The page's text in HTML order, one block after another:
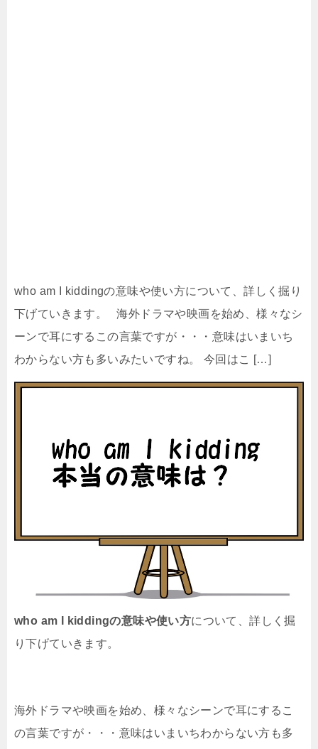
who am I kiddingの意味や使い方について、詳しく掘り
下げていきます。 海外ドラマや映画を始め、様々なシ
ーンで耳にするこの言葉ですが・・・意味はいまいち
わからない方も多いみたいですね。 今回はこ […]
who am I kiddingの意味や使い方について、詳しく掘
り下げていきます。
海外ドラマや映画を始め、様々なシーンで耳にするこ
の言葉ですが・・・意味はいまいちわからない方も多